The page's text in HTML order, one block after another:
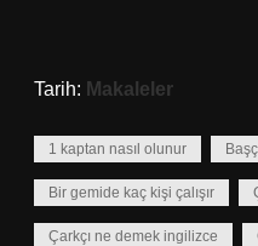
Tarih: Makaleler
1 kaptan nasıl olunur
Bir gemide kaç kişi çalışır
Çarkçı ne demek ingilizce